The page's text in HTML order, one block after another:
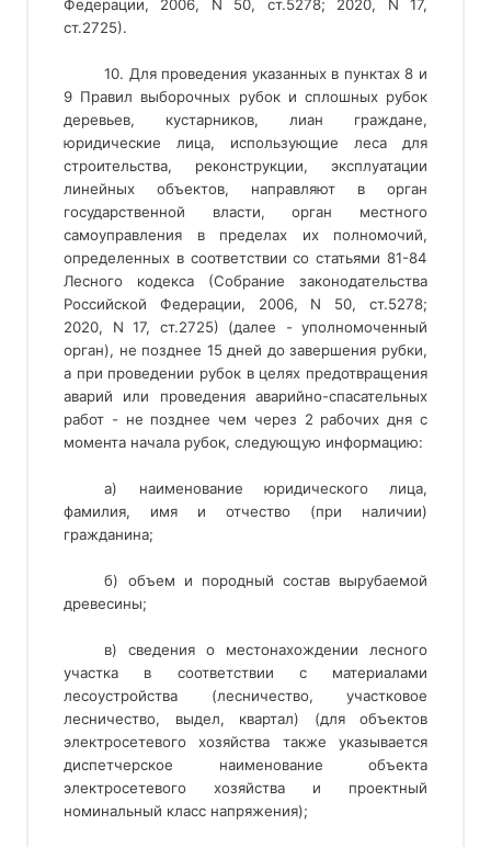
Федерации, 2006, N 50, ст.5278; 2020, N 17,
ст.2725).
10. Для проведения указанных в пунктах 8 и
9 Правил выборочных рубок и сплошных рубок
деревьев, кустарников, лиан граждане,
юридические лица, использующие леса для
строительства, реконструкции, эксплуатации
линейных объектов, направляют в орган
государственной власти, орган местного
самоуправления в пределах их полномочий,
определенных в соответствии со статьями 81-84
Лесного кодекса (Собрание законодательства
Российской Федерации, 2006, N 50, ст.5278;
2020, N 17, ст.2725) (далее - уполномоченный
орган), не позднее 15 дней до завершения рубки,
а при проведении рубок в целях предотвращения
аварий или проведения аварийно-спасательных
работ - не позднее чем через 2 рабочих дня с
момента начала рубок, следующую информацию:
а) наименование юридического лица,
фамилия, имя и отчество (при наличии)
гражданина;
б) объем и породный состав вырубаемой
древесины;
в) сведения о местонахождении лесного
участка в соответствии с материалами
лесоустройства (лесничество, участковое
лесничество, выдел, квартал) (для объектов
электросетевого хозяйства также указывается
диспетчерское наименование объекта
электросетевого хозяйства и проектный
номинальный класс напряжения);